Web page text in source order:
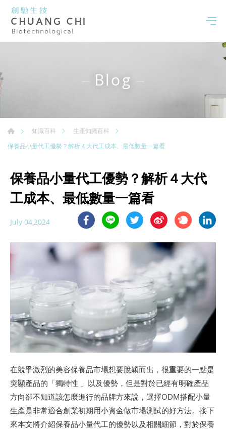
Blog
知識百科
生產知識百科
保養品小量代工優勢？解析４大代工成本、最低數量一篇看
保養品小量代工優勢？解析４大代
工成本、最低數量一篇看
July 04,2024
在競爭激烈的美容保養品市場想要脫穎而出，很重要的一點是
突顯產品的「獨特性 」以及優勢，但是對於已經有明確產品
方向卻不知道該怎麼進行的品牌方來說，選擇ODM搭配小量
生產是非常適合創業初期用小資金做市場測試的好方法。接下
來本文將介紹保養品小量代工的優勢以及相關細節，對於保養